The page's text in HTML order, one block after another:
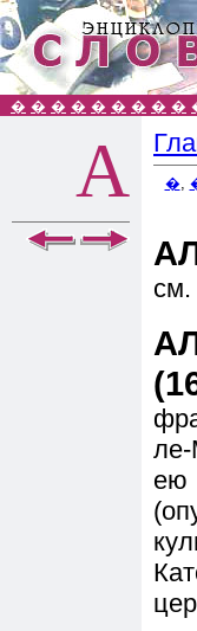
� � � � � � � � �
А �,
см.
ле-